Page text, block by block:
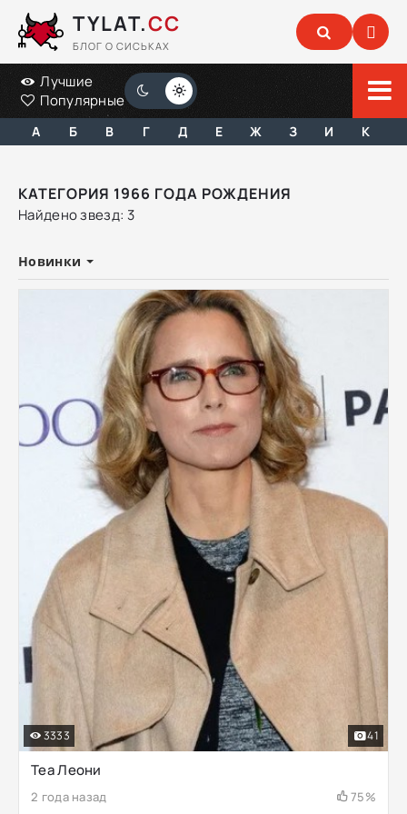
TYLAT.CC
БЛОГ О СИСЬКАХ
Лучшие
Популярные
А Б В Г Д Е Ж З И К
КАТЕГОРИЯ 1966 ГОДА РОЖДЕНИЯ
Найдено звезд: 3
Новинки
Теа Леони
2 года назад 75%
3333 41